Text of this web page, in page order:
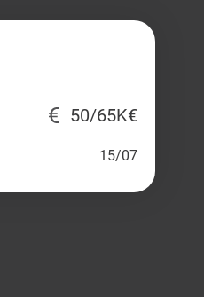
50/65K€
15/07